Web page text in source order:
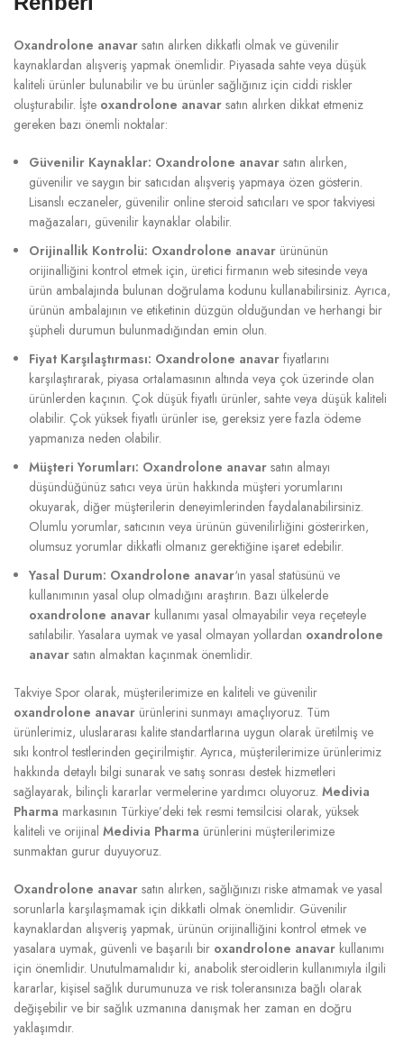
Oxandrolone anavar satın alırken dikkatli olmak ve güvenilir
kaynaklardan alışveriş yapmak önemlidir. Piyasada sahte veya düşük
kaliteli ürünler bulunabilir ve bu ürünler sağlığınız için ciddi riskler
oluşturabilir. İşte oxandrolone anavar satın alırken dikkat etmeniz
gereken bazı önemli noktalar:
Güvenilir Kaynaklar: Oxandrolone anavar satın alırken,
güvenilir ve saygın bir satıcıdan alışveriş yapmaya özen gösterin.
Lisanslı eczaneler, güvenilir online steroid satıcıları ve spor takviyesi
mağazaları, güvenilir kaynaklar olabilir.
Orijinallik Kontrolü: Oxandrolone anavar ürününün
orijinalliğini kontrol etmek için, üretici firmanın web sitesinde veya
ürün ambalajında bulunan doğrulama kodunu kullanabilirsiniz. Ayrıca,
ürünün ambalajının ve etiketinin düzgün olduğundan ve herhangi bir
şüpheli durumun bulunmadığından emin olun.
Fiyat Karşılaştırması: Oxandrolone anavar fiyatlarını
karşılaştırarak, piyasa ortalamasının altında veya çok üzerinde olan
ürünlerden kaçının. Çok düşük fiyatlı ürünler, sahte veya düşük kaliteli
olabilir. Çok yüksek fiyatlı ürünler ise, gereksiz yere fazla ödeme
yapmanıza neden olabilir.
Müşteri Yorumları: Oxandrolone anavar satın almayı
düşündüğünüz satıcı veya ürün hakkında müşteri yorumlarını
okuyarak, diğer müşterilerin deneyimlerinden faydalanabilirsiniz.
Olumlu yorumlar, satıcının veya ürünün güvenilirliğini gösterirken,
olumsuz yorumlar dikkatli olmanız gerektiğine işaret edebilir.
Yasal Durum: Oxandrolone anavar‘ın yasal statüsünü ve
kullanımının yasal olup olmadığını araştırın. Bazı ülkelerde
oxandrolone anavar kullanımı yasal olmayabilir veya reçeteyle
satılabilir. Yasalara uymak ve yasal olmayan yollardan oxandrolone
anavar satın almaktan kaçınmak önemlidir.
Takviye Spor olarak, müşterilerimize en kaliteli ve güvenilir
oxandrolone anavar ürünlerini sunmayı amaçlıyoruz. Tüm
ürünlerimiz, uluslararası kalite standartlarına uygun olarak üretilmiş ve
sıkı kontrol testlerinden geçirilmiştir. Ayrıca, müşterilerimize ürünlerimiz
hakkında detaylı bilgi sunarak ve satış sonrası destek hizmetleri
sağlayarak, bilinçli kararlar vermelerine yardımcı oluyoruz. Medivia
Pharma markasının Türkiye’deki tek resmi temsilcisi olarak, yüksek
kaliteli ve orijinal Medivia Pharma ürünlerini müşterilerimize
sunmaktan gurur duyuyoruz.
Oxandrolone anavar satın alırken, sağlığınızı riske atmamak ve yasal
sorunlarla karşılaşmamak için dikkatli olmak önemlidir. Güvenilir
kaynaklardan alışveriş yapmak, ürünün orijinalliğini kontrol etmek ve
yasalara uymak, güvenli ve başarılı bir oxandrolone anavar kullanımı
için önemlidir. Unutulmamalıdır ki, anabolik steroidlerin kullanımıyla ilgili
kararlar, kişisel sağlık durumunuza ve risk toleransınıza bağlı olarak
değişebilir ve bir sağlık uzmanına danışmak her zaman en doğru
yaklaşımdır.